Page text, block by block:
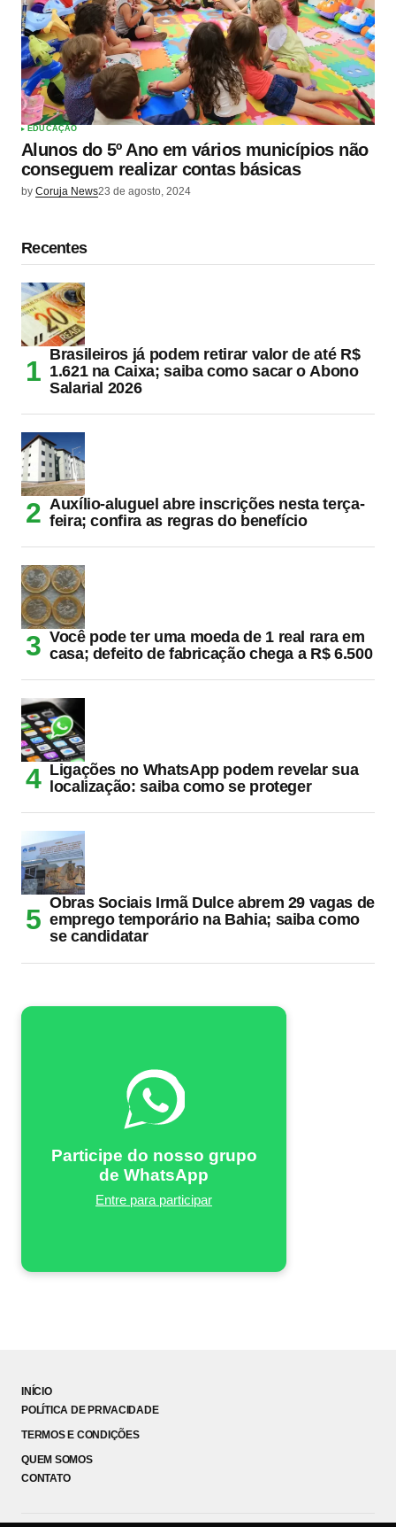
EDUCAÇÃO
Alunos do 5º Ano em vários municípios não
conseguem realizar contas básicas
by Coruja News23 de agosto, 2024
Recentes
Brasileiros já podem retirar valor de até R$
1.621 na Caixa; saiba como sacar o Abono
Salarial 2026
Auxílio-aluguel abre inscrições nesta terça-
feira; confira as regras do benefício
Você pode ter uma moeda de 1 real rara em
casa; defeito de fabricação chega a R$ 6.500
Ligações no WhatsApp podem revelar sua
localização: saiba como se proteger
Obras Sociais Irmã Dulce abrem 29 vagas de
emprego temporário na Bahia; saiba como
se candidatar
Participe do nosso grupo
de WhatsApp
Entre para participar
INÍCIO
POLÍTICA DE PRIVACIDADE
TERMOS E CONDIÇÕES
QUEM SOMOS
CONTATO